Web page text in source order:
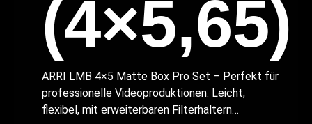
(4×5,65)
ARRI LMB 4×5 Matte Box Pro Set – Perfekt für
professionelle Videoproduktionen. Leicht,
flexibel, mit erweiterbaren Filterhaltern…